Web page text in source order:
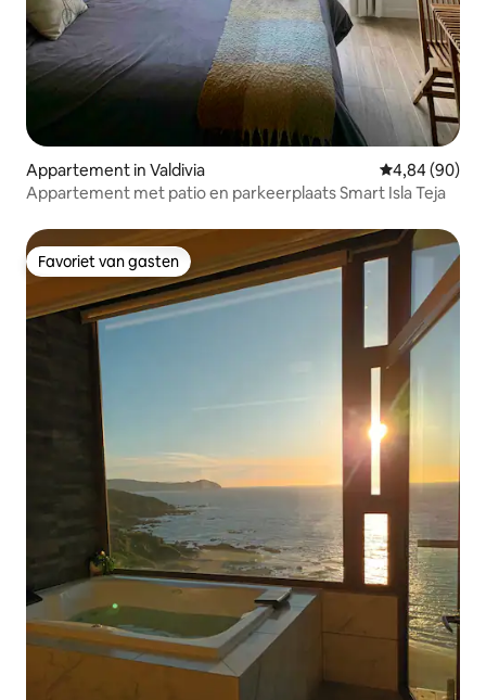
Appartement in Valdivia Gemiddelde
4,84 (90)
Appartement met patio en parkeerplaats Smart Isla Teja
Favoriet van gasten
Favoriet van gasten